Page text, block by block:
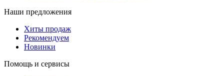
Наши предложения
Хиты продаж
Рекомендуем
Новинки
Помощь и сервисы